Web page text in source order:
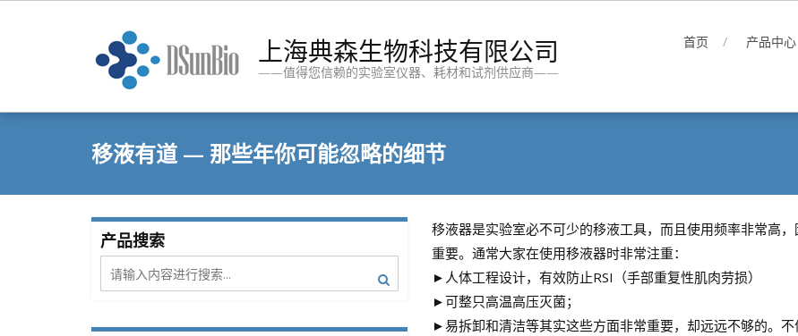
上海典森生物科技有限公司
——值得您信赖的实验室仪器、耗材和试剂供应商——
首页 产品中心
移液有道 — 那些年你可能忽略的细节
移液器是实验室必不可少的移液工具，而且使用频率非常高
重要。通常大家在使用移液器时非常注重：
►人体工程设计，有效防止RSI（手部重复性肌肉劳损）
►可整只高温高压灭菌；
►易拆卸和清洁等其实这些方面非常重要，却远远不够的。不
产品搜索